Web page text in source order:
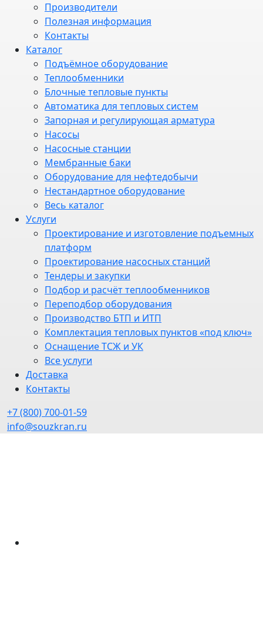
Производители
Полезная информация
Контакты
Каталог
Подъёмное оборудование
Теплообменники
Блочные тепловые пункты
Автоматика для тепловых систем
Запорная и регулирующая арматура
Насосы
Насосные станции
Мембранные баки
Оборудование для нефтедобычи
Нестандартное оборудование
Весь каталог
Услуги
Проектирование и изготовление подъемных
платформ
Проектирование насосных станций
Тендеры и закупки
Подбор и расчёт теплообменников
Переподбор оборудования
Производство БТП и ИТП
Комплектация тепловых пунктов «под ключ»
Оснащение ТСЖ и УК
Все услуги
Доставка
Контакты
+7 (800) 700-01-59
info@souzkran.ru